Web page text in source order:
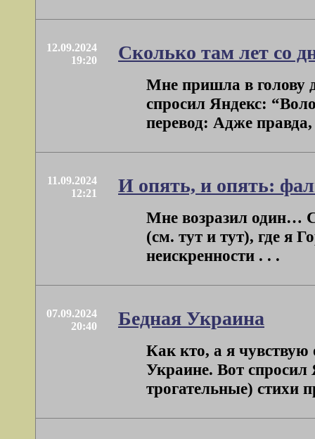
12.09.2024
19:20
Сколько там лет со
Мне пришла в голову
спросил Яндекс:
перевод: Адже
11.09.2024
12:21
И опять, и опять:
Мне возразил один…
(см. тут и тут), где я
неискренности . . .
07.09.2024
20:40
Бедная Украина
Как кто, а я чувствую
Украине. Вот
трогательные) стихи